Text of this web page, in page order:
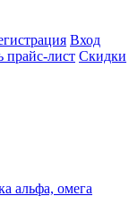
Вход
прайс-лист Скидки
альфа, омега